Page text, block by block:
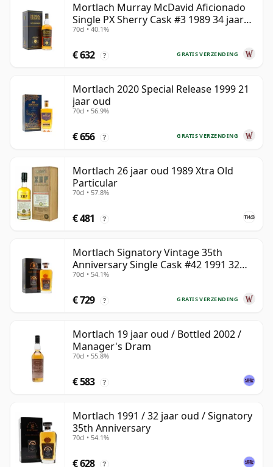
Mortlach Murray McDavid Aficionado
Single PX Sherry Cask #3 1989 34 jaar
oud
70cl • 40.1%
GRATIS VERZENDING
€ 632 ?
Mortlach 2020 Special Release 1999 21
jaar oud
70cl • 56.9%
GRATIS VERZENDING
€ 656 ?
Mortlach 26 jaar oud 1989 Xtra Old
Particular
70cl • 57.8%
€ 481 ?
Mortlach Signatory Vintage 35th
Anniversary Single Cask #42 1991 32
jaar oud
70cl • 54.1%
GRATIS VERZENDING
€ 729 ?
Mortlach 19 jaar oud / Bottled 2002 /
Manager's Dram
70cl • 55.8%
€ 583 ?
Mortlach 1991 / 32 jaar oud / Signatory
35th Anniversary
70cl • 54.1%
€ 628 ?